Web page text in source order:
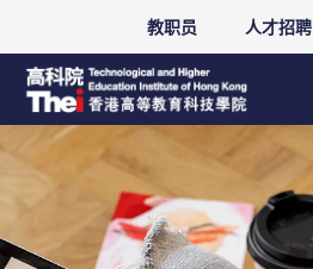
教职员 人才招聘